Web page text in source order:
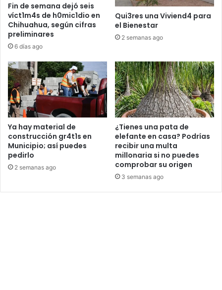
Fin de semana dejó seis
víct1m4s de h0mic1dio en
Chihuahua, según cifras
preliminares
6 días ago
Qui3res una Viviend4 para
el Bienestar
2 semanas ago
Ya hay material de
construcción gr4t1s en
Municipio; así puedes
pedirlo
2 semanas ago
¿Tienes una pata de
elefante en casa? Podrías
recibir una multa
millonaria si no puedes
comprobar su origen
3 semanas ago